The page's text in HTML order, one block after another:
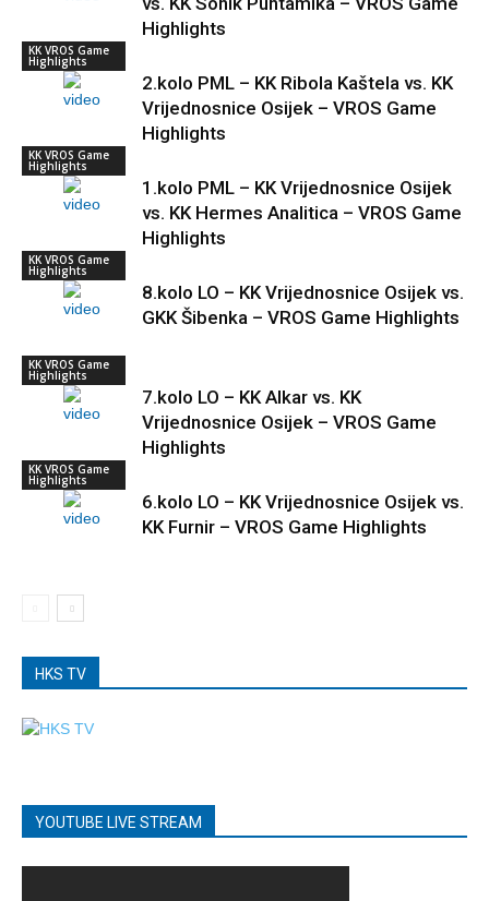
Highlights
KK VROS Game
Highlights
2.kolo PML – KK Ribola Kaštela vs. KK
Vrijednosnice Osijek – VROS Game
Highlights
KK VROS Game
Highlights
1.kolo PML – KK Vrijednosnice Osijek
vs. KK Hermes Analitica – VROS Game
Highlights
KK VROS Game
Highlights
8.kolo LO – KK Vrijednosnice Osijek vs.
GKK Šibenka – VROS Game Highlights
KK VROS Game
Highlights
7.kolo LO – KK Alkar vs. KK
Vrijednosnice Osijek – VROS Game
Highlights
KK VROS Game
Highlights
6.kolo LO – KK Vrijednosnice Osijek vs.
KK Furnir – VROS Game Highlights
HKS TV
YOUTUBE LIVE STREAM